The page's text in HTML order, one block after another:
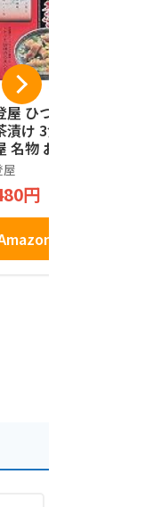
屋 ひつまぶしの
漬け 3食入り 名
名物 お土産 ひ
ぶし 茶漬けの素
漬け うなぎ 和
当地 グルメ お
寄せ ギフト
円
で見る